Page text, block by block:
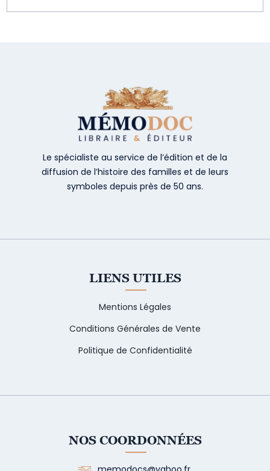
Le spécialiste au service de l’édition et de la
diffusion de l’histoire des familles et de leurs
symboles depuis près de 50 ans.
LIENS UTILES
Mentions Légales
Conditions Générales de Vente
Politique de Confidentialité
NOS COORDONNÉES